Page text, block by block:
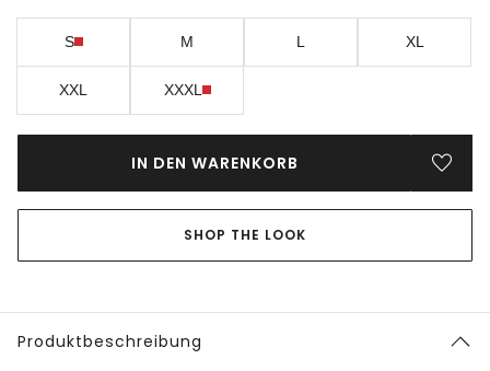
S M L XL
XXL XXXL
IN DEN WARENKORB
SHOP THE LOOK
Produktbeschreibung